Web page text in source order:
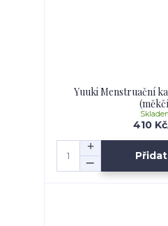
Yuuki Menstruační
410 Kč